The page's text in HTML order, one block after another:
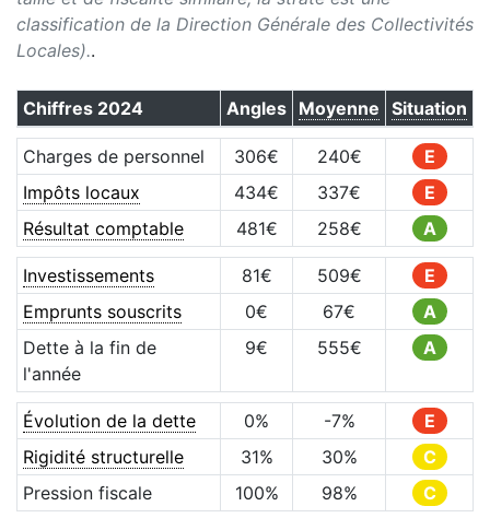
classification de la Direction Générale des Collectivités
Locales)..
Chiffres 2024 Angles Moyenne Situation
Charges de personnel 306€ 240€
E
Impôts locaux
434€ 337€
E
Résultat comptable
481€ 258€ A
Investissements 81€ 509€
E
Emprunts souscrits
0€ 67€
A
Dette à la fin de
l'année
9€ 555€ A
Évolution de la dette 0% -7%
E
Rigidité structurelle
31% 30%
C
Pression fiscale
100% 98% C